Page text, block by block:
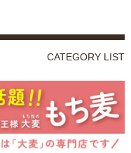
CATEGORY LIST